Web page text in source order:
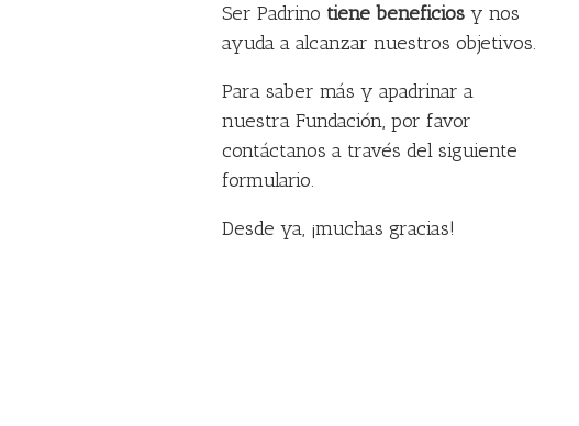
Ser Padrino tiene beneficios y nos
ayuda a alcanzar nuestros objetivos.
Para saber más y apadrinar a
nuestra Fundación, por favor
contáctanos a través del siguiente
formulario.
Desde ya, ¡muchas gracias!